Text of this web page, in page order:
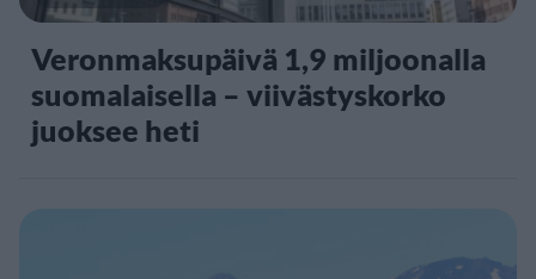
Veronmaksupäivä 1,9 miljoonalla
suomalaisella – viivästyskorko
juoksee heti